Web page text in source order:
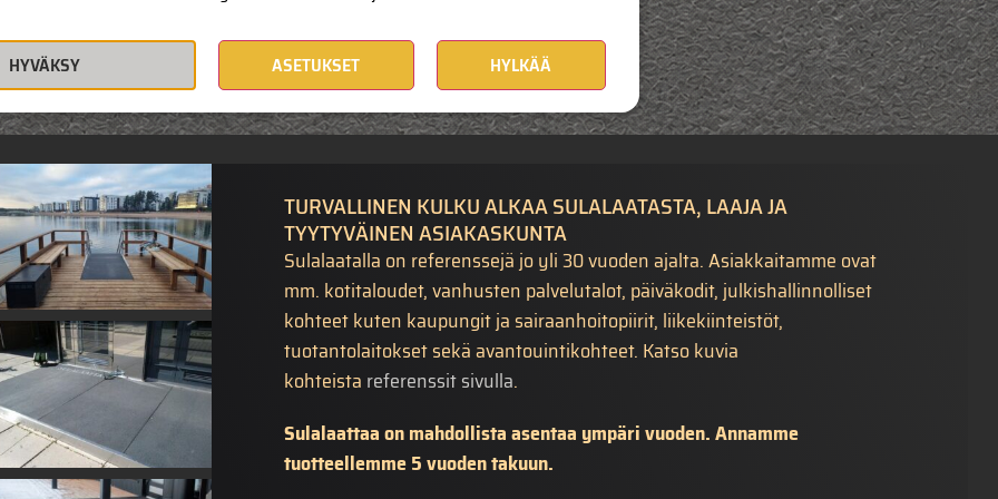
TURVALLINEN KULKU ON VÄLTTÄMÄTÖN!
TURVALLINEN KULKU ALKAA SULALAATASTA, LAAJA JA
TYYTYVÄINEN ASIAKASKUNTA
Sulalaatalla on referenssejä jo yli 30 vuoden ajalta. Asiakkaitamme ovat
mm. kotitaloudet, vanhusten palvelutalot, päiväkodit, julkishallinnolliset
kohteet kuten kaupungit ja sairaanhoitopiirit, liikekiinteistöt,
tuotantolaitokset sekä avantouintikohteet. Katso kuvia
kohteista referenssit sivulla.
Sulalaattaa on mahdollista asentaa ympäri vuoden. Annamme
tuotteellemme 5 vuoden takuun.
HYVÄKSY ASETUKSET HYLKÄÄ